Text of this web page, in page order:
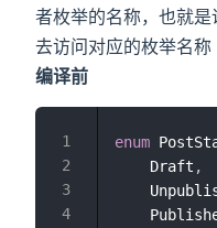
者枚举的名称，也就
去访问对应的枚举名称
编译前
enum
    Draft
,